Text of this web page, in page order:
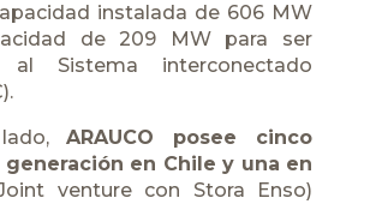
instalada de 606 MW
de 209 MW para ser
al Sistema interconectado
ARAUCO posee cinco
en Chile y una en
venture con Stora Enso)